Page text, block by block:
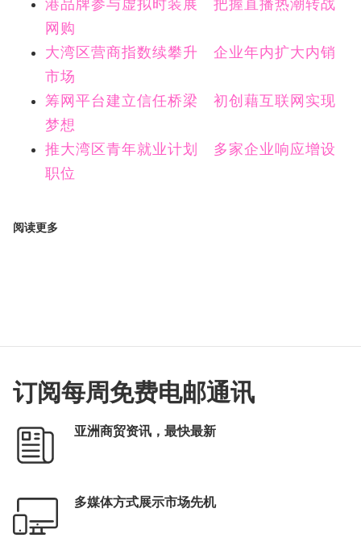
港品牌参与虚拟时装展 把握直播热潮转战
网购
大湾区营商指数续攀升 企业年内扩大内销
市场
筹网平台建立信任桥梁 初创藉互联网实现
梦想
推大湾区青年就业计划 多家企业响应增设
职位
阅读更多
订阅每周免费电邮通讯
亚洲商贸资讯，最快最新
多媒体方式展示市场先机